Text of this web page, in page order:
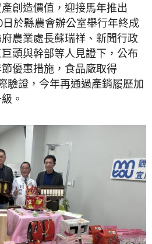
創造價值，迎接馬年推出
日於縣農會辦公室舉行年終成
農業處長蘇瑞祥、新聞行政
頭與幹部等人見證下，公布
優惠措施，食品廠取得
驗證，今年再通過產銷履歷加
。